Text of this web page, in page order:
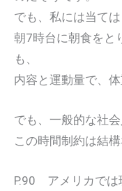
でも、私には当て
朝7時台に朝食をと
も、
内容と運動量で、
でも、一般的な社
この時間制約は結
P.90 アメリカでは